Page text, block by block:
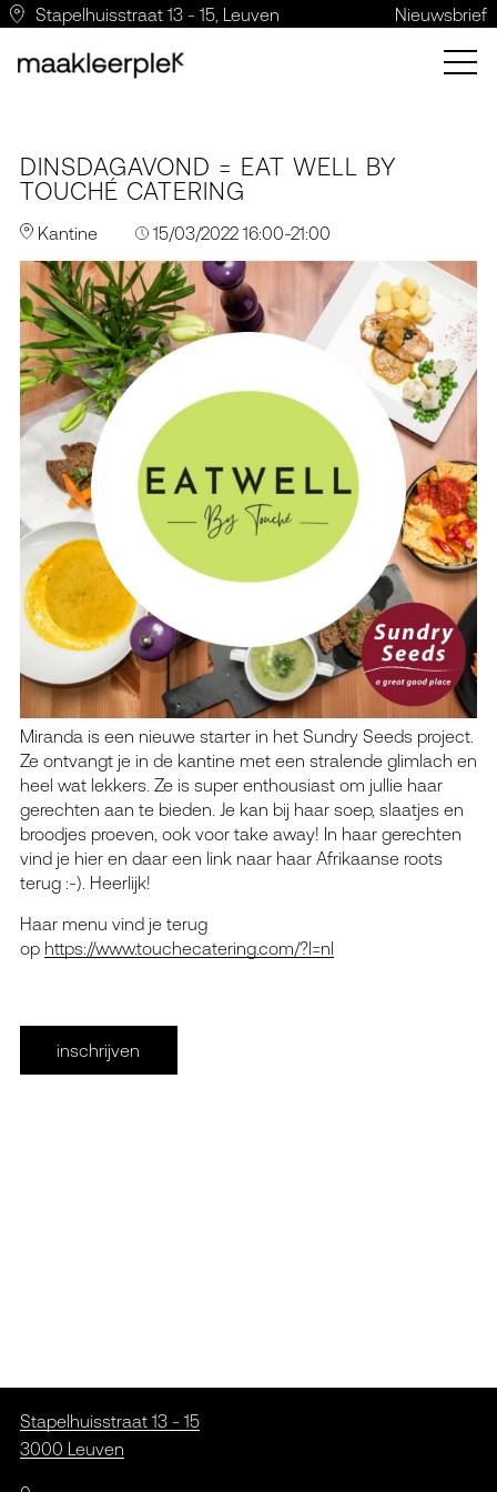
Stapelhuisstraat 13 - 15, Leuven Nieuwsbrief
DINSDAGAVOND = EAT WELL BY
TOUCHÉ CATERING
Kantine 15/03/2022 16:00-21:00
Miranda is een nieuwe starter in het Sundry Seeds project.
Ze ontvangt je in de kantine met een stralende glimlach en
heel wat lekkers. Ze is super enthousiast om jullie haar
gerechten aan te bieden. Je kan bij haar soep, slaatjes en
broodjes proeven, ook voor take away! In haar gerechten
vind je hier en daar een link naar haar Afrikaanse roots
terug :-). Heerlijk!
Haar menu vind je terug
op https://www.touchecatering.com/?l=nl
inschrijven
Stapelhuisstraat 13 - 15
3000 Leuven